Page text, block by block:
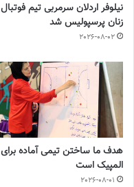
نیلوفر اردلان سرمربی تیم فوتبال
زنان پرسپولیس شد
2026-08-02
هدف ما ساختن تیمی آماده برای
المپیک است
2026-08-01